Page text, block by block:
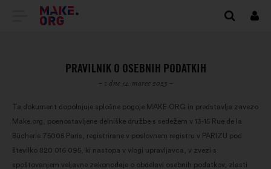
POJDI
DOMAČO
STRAN
MAKE.ORG
PRAVILNIK O OSEBNIH PODATKIH
- z dne 14. marec 2023 -
Ta dokument dopolnjuje splošne pogoje MAKE.ORG in predstavlja zavezo
Make.org, poenostavljene delniške družbe s sedežem v 13-15 Rue de la
Bûcherie 75005 Paris, registrirane v poslovnem registru v PARIZU pod
številko 820 016 095, ki nastopa v vlogi upravljavca, v zvezi s
spoštovanjem veljavne zakonodaje o obdelavi osebnih podatkov, zlasti